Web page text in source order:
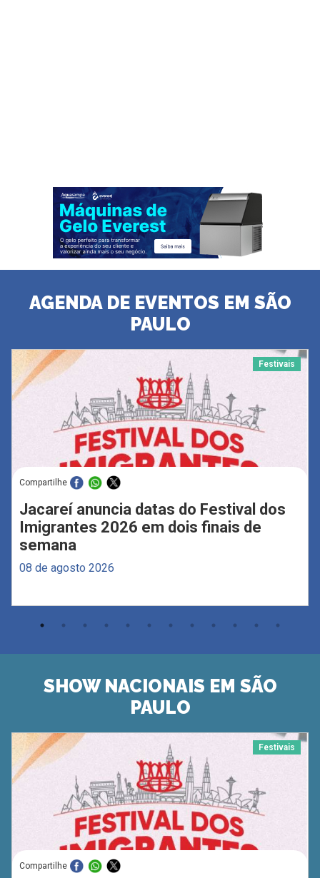
AGENDA DE EVENTOS EM SÃO
PAULO
Festivais
Compartilhe
Jacareí anuncia datas do Festival dos
Imigrantes 2026 em dois finais de
semana
08 de agosto 2026
SHOW NACIONAIS EM SÃO
PAULO
Festivais
Compartilhe